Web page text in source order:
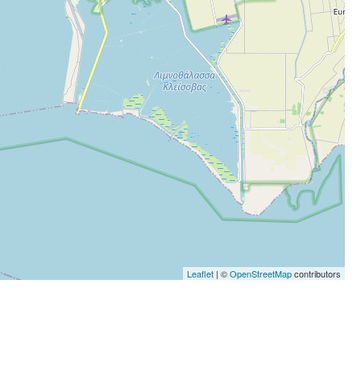
Leaflet | ©OpenStreetMapcontributors